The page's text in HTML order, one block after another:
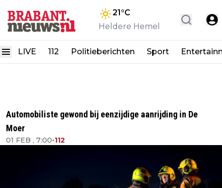
21 °C
Heldere Hemel
LIVE 112 Politieberichten Sport
Automobiliste gewond bij eenzijdige aanrijding in De
Moer
01 FEB , 7:00•112